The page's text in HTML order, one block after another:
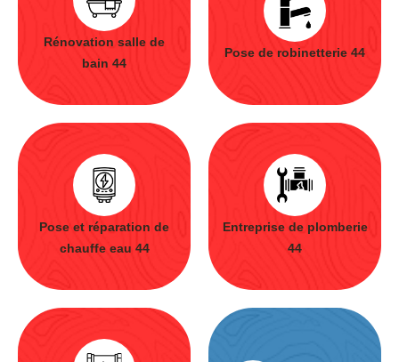
Rénovation salle de
bain 44
Pose de robinetterie 44
Pose et réparation de
chauffe eau 44
Entreprise de plomberie
44